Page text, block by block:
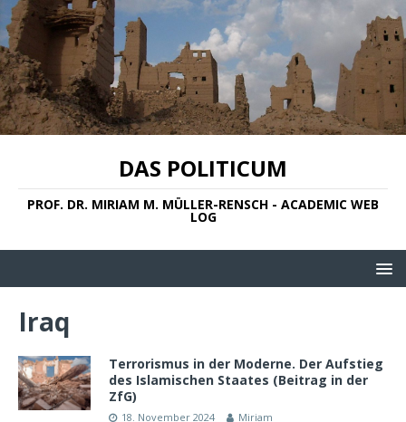
DAS POLITICUM
PROF. DR. MIRIAM M. MÜLLER-RENSCH - ACADEMIC WEB
LOG
Iraq
Terrorismus in der Moderne. Der Aufstieg
des Islamischen Staates (Beitrag in der
ZfG)
18. November 2024 Miriam